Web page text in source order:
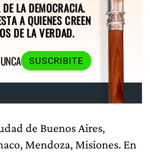
LA DEMOCRACIA.
A QUIENES CREEN
DE LA VERDAD.
SUSCRIBITE
de Buenos Aires,
Mendoza, Misiones. En